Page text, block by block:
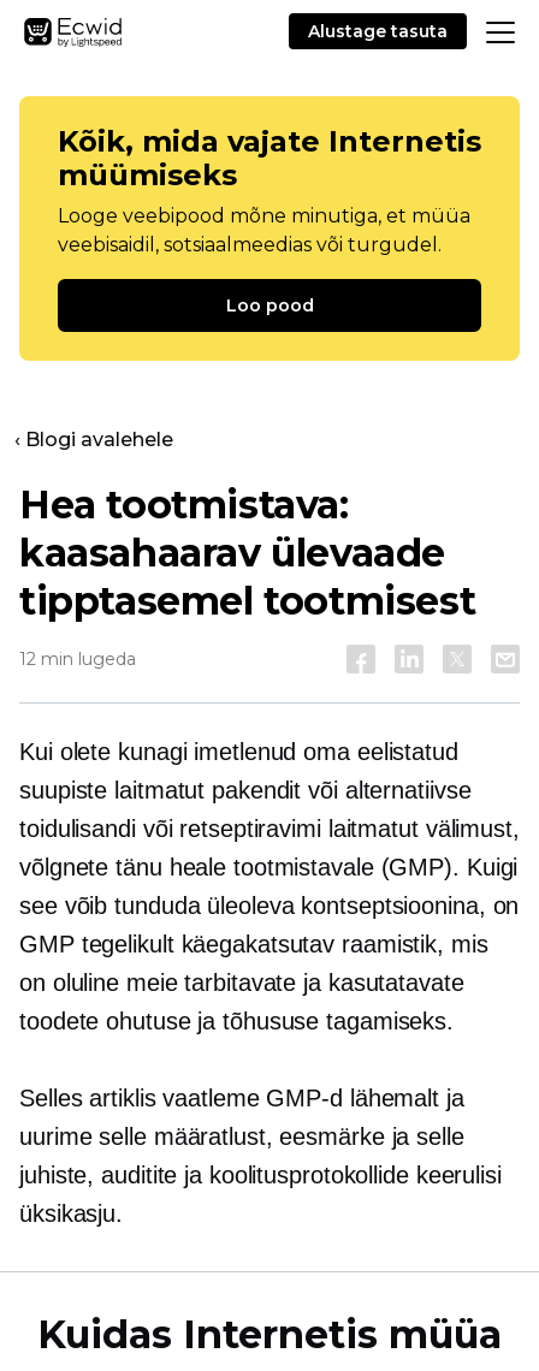
Alustage tasuta
Kõik, mida vajate Internetis
müümiseks
Looge veebipood mõne minutiga, et müüa
veebisaidil, sotsiaalmeedias või turgudel.
Loo pood
‹ Blogi avalehele
Hea tootmistava:
kaasahaarav ülevaade
tipptasemel tootmisest
12 min lugeda
Kui olete kunagi imetlenud oma eelistatud
suupiste laitmatut pakendit või alternatiivse
toidulisandi või retseptiravimi laitmatut välimust,
võlgnete tänu heale tootmistavale (GMP). Kuigi
see võib tunduda üleoleva kontseptsioonina, on
GMP tegelikult käegakatsutav raamistik, mis
on oluline meie tarbitavate ja kasutatavate
toodete ohutuse ja tõhususe tagamiseks.
Selles artiklis vaatleme GMP-d lähemalt ja
uurime selle määratlust, eesmärke ja selle
juhiste, auditite ja koolitusprotokollide keerulisi
üksikasju.
Kuidas Internetis müüa